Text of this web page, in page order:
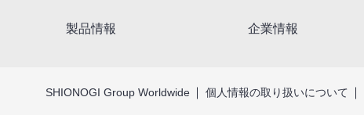
製品情報 企業情報
SHIONOGI Group Worldwide 個人情報の取り扱いについて